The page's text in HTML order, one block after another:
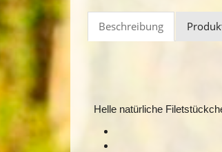
Beschreibung
Helle natürliche